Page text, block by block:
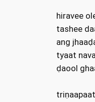
hiravee
tashee
ang
tyaat
ḍaool